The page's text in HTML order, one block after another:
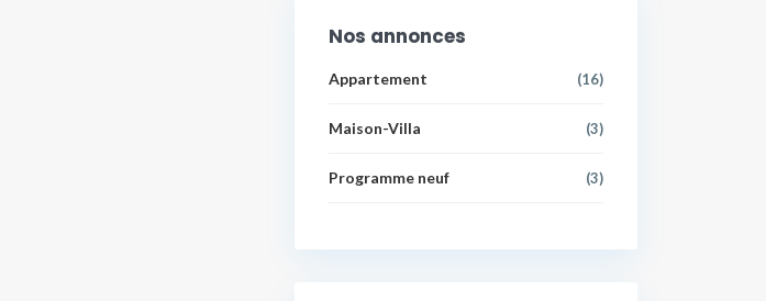
Nos annonces
Appartement (16)
Maison-Villa (3)
Programme neuf (3)